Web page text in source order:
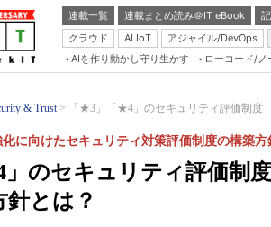
連載一覧 連載まとめ読み＠IT eBook
クラウド
AI IoT アジャイル/DevOps
AIを作り動かし守り生かす ローコード/ノ
& Trust 「★3」「★4」のセキュリティ評価制度
」のセキュリティ評価制
とは？
化に向けたセキュリティ対策評価制度の構築方